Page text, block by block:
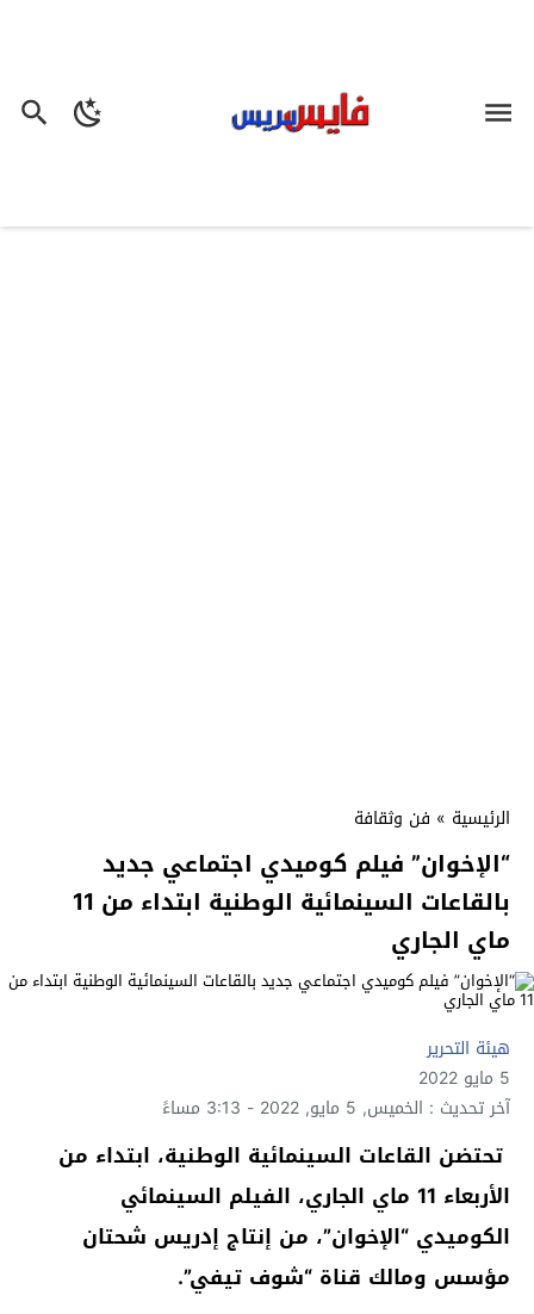
الرئيسية » فن وثقافة
“الإخوان” فيلم كوميدي اجتماعي جديد
بالقاعات السينمائية الوطنية ابتداء من 11
ماي الجاري
هيئة التحرير
5 مايو 2022
آخر تحديث : الخميس, 5 مايو, 2022 - 3:13 مساءً
تحتضن القاعات السينمائية الوطنية، ابتداء من
الأربعاء 11 ماي الجاري، الفيلم السينمائي
الكوميدي “الإخوان”، من إنتاج إدريس شحتان
مؤسس ومالك قناة “شوف تيفي”.